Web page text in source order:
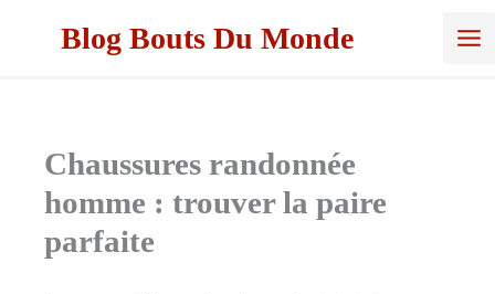
Blog Bouts Du Monde
Chaussures randonnée
homme : trouver la paire
parfaite